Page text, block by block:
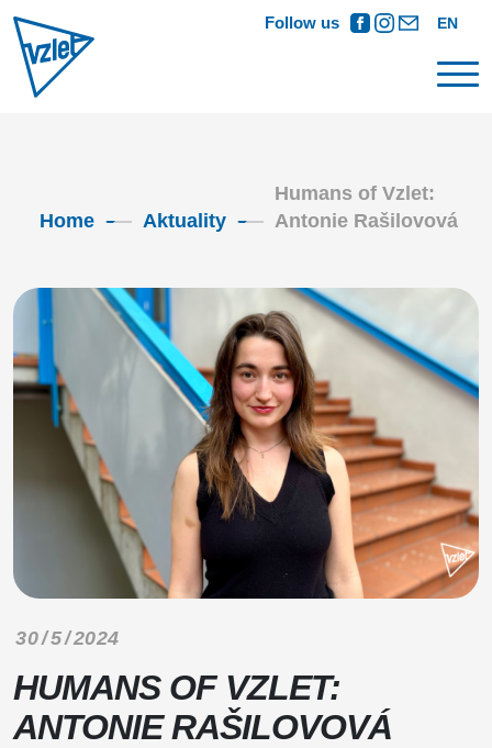
Follow us EN
Home Aktuality
Humans of Vzlet:
Antonie Rašilovová
30 / 5 / 2024
HUMANS OF VZLET:
ANTONIE RAŠILOVOVÁ